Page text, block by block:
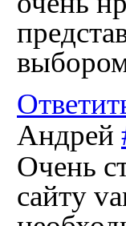
Андрей
Очень
сайту